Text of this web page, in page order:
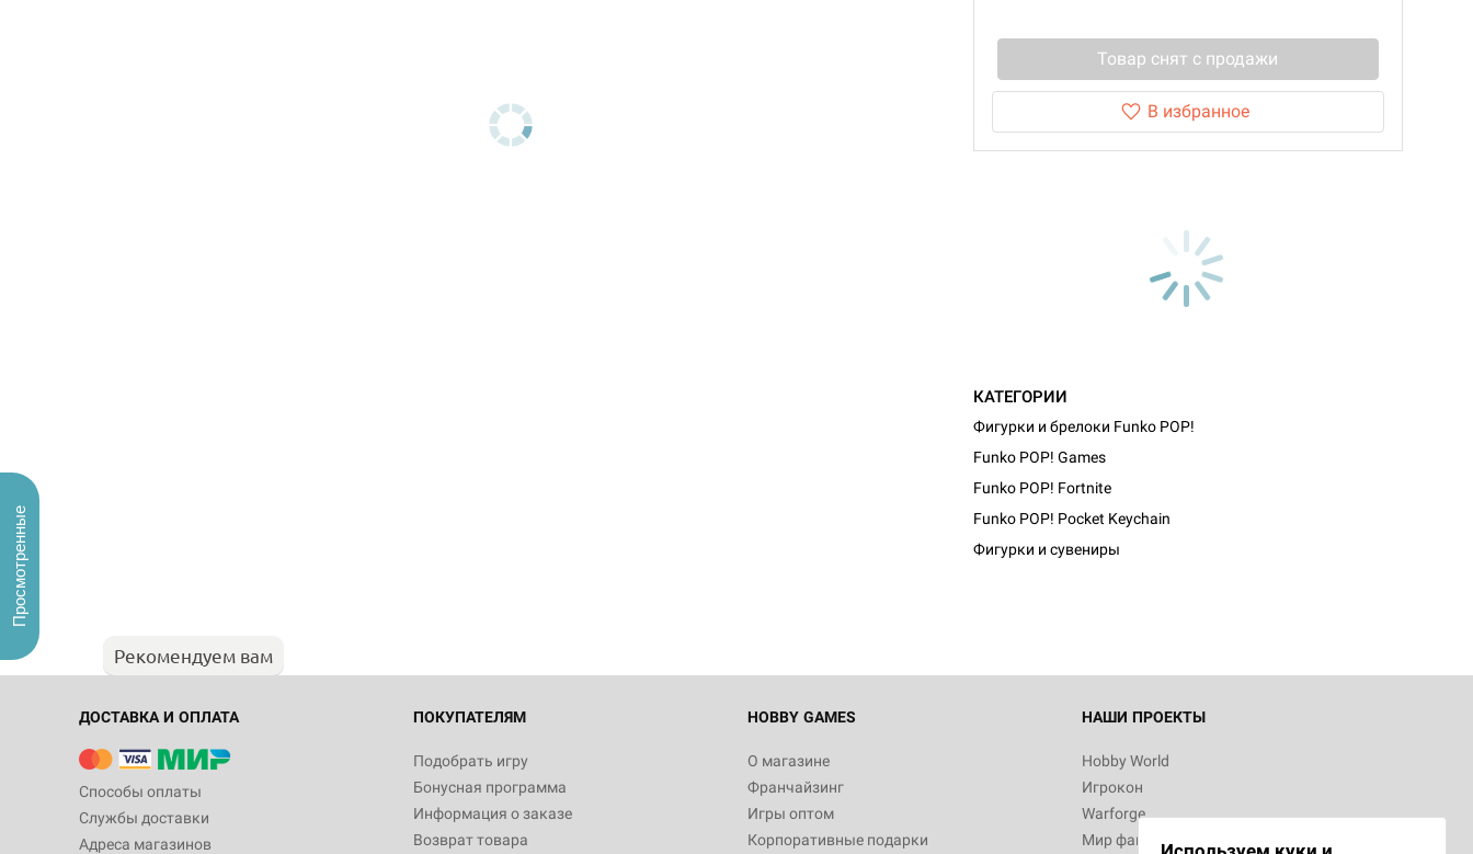
Товар снят с продажи
В избранное
КАТЕГОРИИ
Фигурки и брелоки Funko POP!
Funko POP! Games
Funko POP! Fortnite
Funko POP! Pocket Keychain
Фигурки и сувениры
Рекомендуем вам
ДОСТАВКА И ОПЛАТА
Способы оплаты
Службы доставки
Адреса магазинов
ПОКУПАТЕЛЯМ
Подобрать игру
Бонусная программа
Информация о заказе
Возврат товара
HOBBY GAMES
О магазине
Франчайзинг
Игры оптом
Корпоративные подарки
НАШИ ПРОЕКТЫ
Hobby World
Игрокон
Warforge
Мир фантастики
Просмотренные
Настольная игра Hobby World Монстры
Белая смерть
12 990
Настольная игра Hobby World Ужас